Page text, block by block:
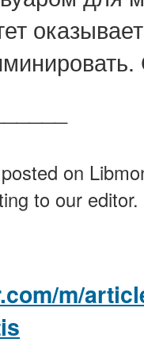
on
to our editor.
m/